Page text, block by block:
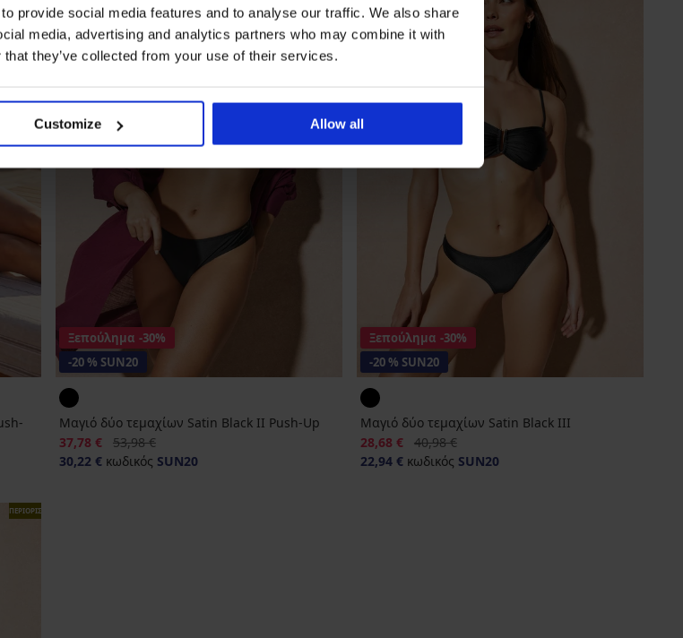
provide social media features and to analyse our traffic. We also share
media, advertising and analytics partners who may combine it with
they’ve collected from your use of their services.
Customize Allow all
Ξεπούλημα -30%
-20 % SUN20
Μαγιό δύο τεμαχίων Satin Black II Push-Up
Έκπτωση
37,78 € Αρχική τιμή
53,98 €
30,22 €κωδικός SUN20
Ξεπούλημα -30%
-20 % SUN20
Μαγιό δύο τεμαχίων Satin Black III
Έκπτωση
28,68 € Αρχική τιμή
40,98 €
22,94 €κωδικός SUN20
ΠΕΡΙΟΡΙΣΜΕΝΑ